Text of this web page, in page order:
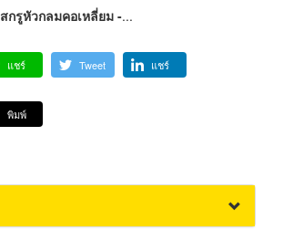
กรูหัวกลมคอเหลี่ยม -...
แชร์ Tweet แชร์
พิมพ์